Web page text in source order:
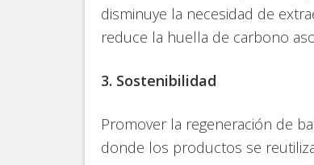
disminuye la necesidad de
reduce la huella de carbono
3. Sostenibilidad
Promover la regeneración de
donde los productos se